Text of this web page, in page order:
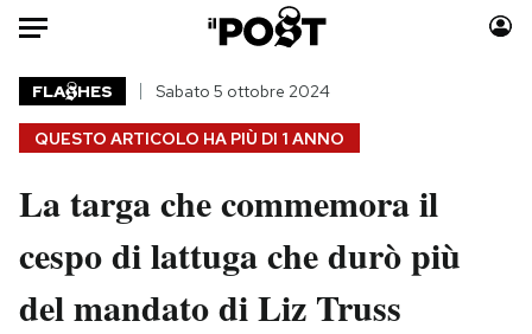
Auto
HOME
Italia
Politica
Tecnologia
Moda
Consumismi
Storie/Idee
QUESTO ARTICOLO HA PIÙ DI 1 ANNO
FLA HES Sabato 5 ottobre 2024
La targa che commemora il
cespo di lattuga che durò più
del mandato di Liz Truss